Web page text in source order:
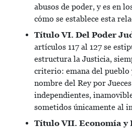
abusos de poder, y es en
cómo se establece esta
Título VI. Del Poder
artículos 117 al 127 se
estructura la Justicia,
criterio: emana del pueblo
nombre del Rey por
independientes,
sometidos únicamente al
Título VII. Economía y